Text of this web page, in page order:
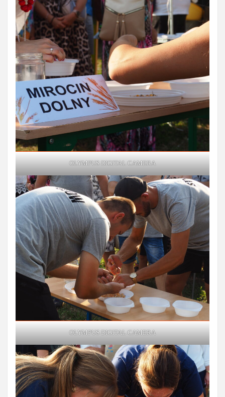
OLYMPUS DIGITAL CAMERA
OLYMPUS DIGITAL CAMERA